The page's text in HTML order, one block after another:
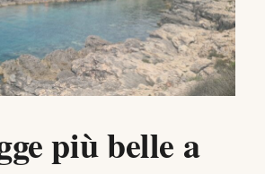
più belle a